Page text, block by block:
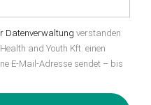
Datenverwaltung verstanden
and Youth Kft. einen
E-Mail-Adresse sendet – bis